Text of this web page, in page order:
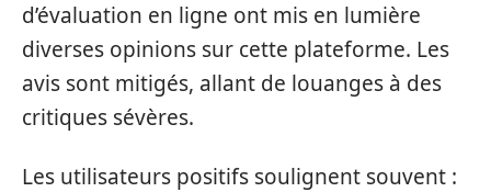
d’évaluation en ligne ont mis en lumière
diverses opinions sur cette plateforme. Les
avis sont mitigés, allant de louanges à des
critiques sévères.
Les utilisateurs positifs soulignent souvent :